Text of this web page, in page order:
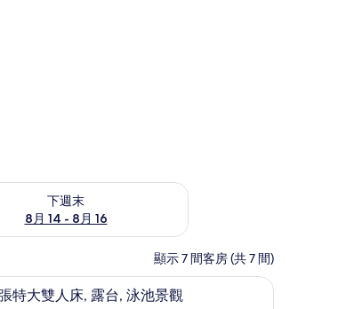
下週末
8月 14 - 8月 16
(8月 14 - 8月 16) 的供應情況
顯示 7 間客房 (共 7 間)
Select Comfort 床墊、迷你吧、客房內保險箱
特大雙人床, 露台, 泳池景觀